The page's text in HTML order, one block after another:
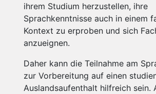
ihrem Studium herzustellen, ihre
Sprachkenntnisse auch in einem
Kontext zu erproben und sich
anzueignen.
Daher kann die Teilnahme am
zur Vorbereitung auf einen
Auslandsaufenthalt hilfreich sein.